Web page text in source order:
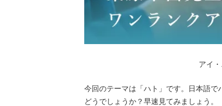
アイ
今回のテーマは「ハト」です。日本語
どうでしょうか？早速見てみましょう。